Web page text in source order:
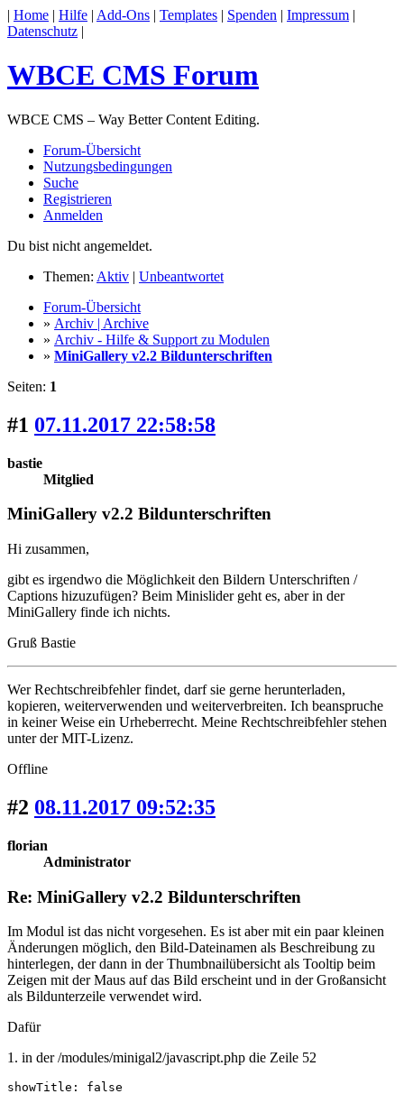
| Home | Hilfe | Add-Ons | Templates | Spenden | Impressum |
Datenschutz |
WBCE CMS Forum
WBCE CMS – Way Better Content Editing.
Forum-Übersicht
Nutzungsbedingungen
Suche
Registrieren
Anmelden
Du bist nicht angemeldet.
Themen: Aktiv | Unbeantwortet
Forum-Übersicht
» Archiv | Archive
» Archiv - Hilfe & Support zu Modulen
» MiniGallery v2.2 Bildunterschriften
Seiten: 1
#1 07.11.2017 22:58:58
bastie
Mitglied
MiniGallery v2.2 Bildunterschriften
Hi zusammen,
gibt es irgendwo die Möglichkeit den Bildern Unterschriften /
Captions hizuzufügen? Beim Minislider geht es, aber in der
MiniGallery finde ich nichts.
Gruß Bastie
Wer Rechtschreibfehler findet, darf sie gerne herunterladen,
kopieren, weiterverwenden und weiterverbreiten. Ich beanspruche
in keiner Weise ein Urheberrecht. Meine Rechtschreibfehler stehen
unter der MIT-Lizenz.
Offline
#2 08.11.2017 09:52:35
florian
Administrator
Re: MiniGallery v2.2 Bildunterschriften
Im Modul ist das nicht vorgesehen. Es ist aber mit ein paar kleinen
Änderungen möglich, den Bild-Dateinamen als Beschreibung zu
hinterlegen, der dann in der Thumbnailübersicht als Tooltip beim
Zeigen mit der Maus auf das Bild erscheint und in der Großansicht
als Bildunterzeile verwendet wird.
Dafür
1. in der /modules/minigal2/javascript.php die Zeile 52
showTitle: false